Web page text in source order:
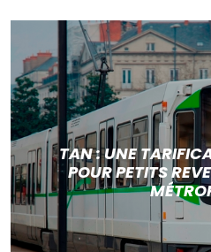
TAN : UNE
POUR PETITS